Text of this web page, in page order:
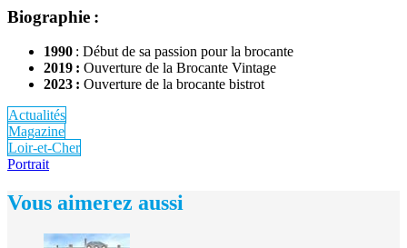
Biographie :
1990 : Début de sa passion pour la brocante
2019 : Ouverture de la Brocante Vintage
2023 : Ouverture de la brocante bistrot
Actualités
Magazine
Loir-et-Cher
Portrait
Vous aimerez aussi